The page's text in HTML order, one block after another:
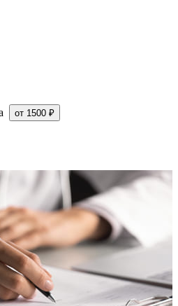
от 1500 ₽